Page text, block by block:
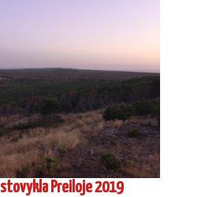
Preiloje 2019